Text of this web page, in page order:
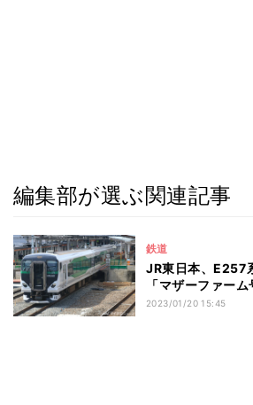
編集部が選ぶ関連記事
鉄道
JR東日本、E257
「マザーファー
2023/01/20 15:45